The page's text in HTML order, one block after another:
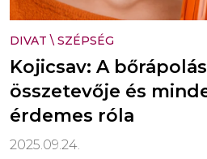
DIVAT \ SZÉPSÉG
Kojicsav: A
összetevője és
érdemes róla
2025.09.24.